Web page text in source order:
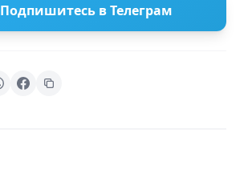
Подпишитесь в Телеграм